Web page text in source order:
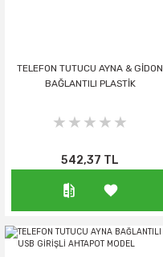
TELEFON TUTUCU AYNA & GİDON
BAĞLANTILI PLASTİK
542,37 TL